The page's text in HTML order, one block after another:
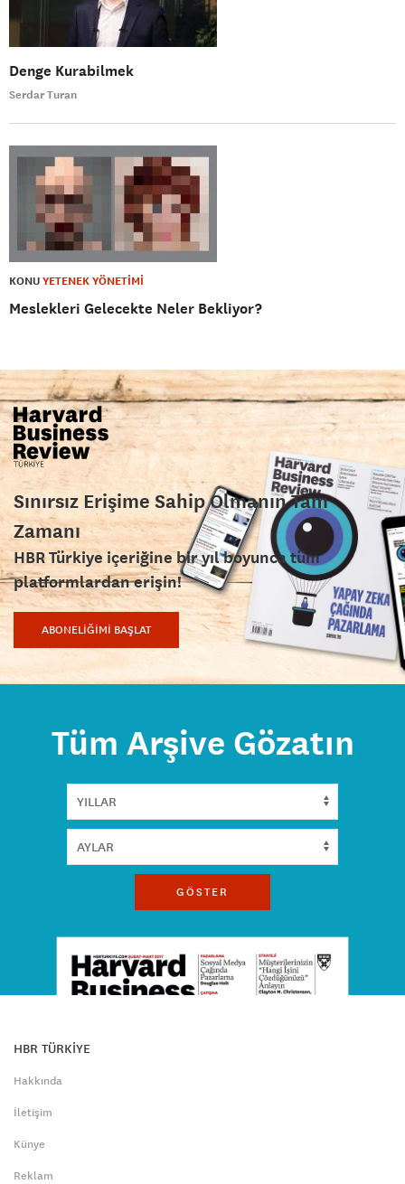
Denge Kurabilmek
Serdar Turan
KONUYETENEK YÖNETİMİ
Meslekleri Gelecekte Neler Bekliyor?
Sınırsız Erişime Sahip Olmanın Tam
Zamanı
HBR Türkiye içeriğine bir yıl boyunca tüm
platformlardan erişin!
ABONELİĞİMİ BAŞLAT
Tüm Arşive Gözatın
GÖSTER
HBR TÜRKİYE
Hakkında
İletişim
Künye
Reklam